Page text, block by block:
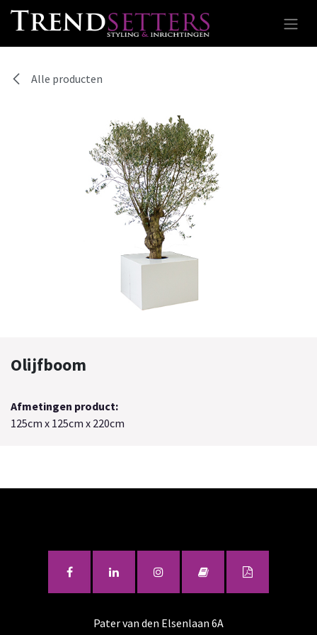
Overslaan naar inhoud
Alle producten
Olijfboom
Afmetingen product:
125cm x 125cm x 220cm
Pater van den Elsenlaan 6A